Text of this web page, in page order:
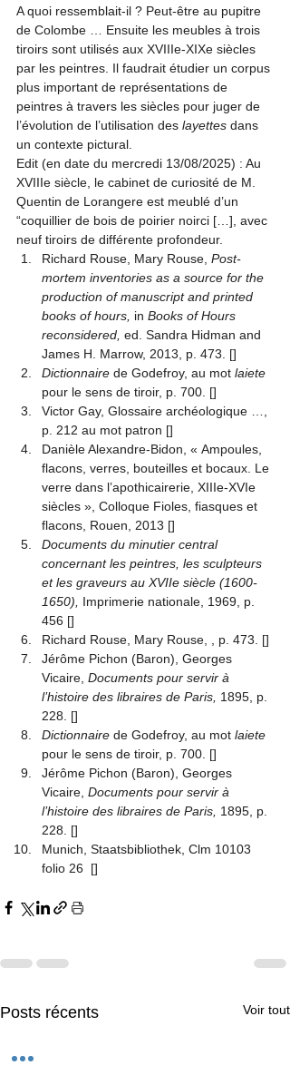
A quoi ressemblait-il ? Peut-être au pupitre
de Colombe … Ensuite les meubles à trois
tiroirs sont utilisés aux XVIIIe-XIXe siècles
par les peintres. Il faudrait étudier un corpus
plus important de représentations de
peintres à travers les siècles pour juger de
l’évolution de l’utilisation des layettes dans
un contexte pictural.
Edit (en date du mercredi 13/08/2025) : Au
XVIIIe siècle, le cabinet de curiosité de M.
Quentin de Lorangere est meublé d’un
“coquillier de bois de poirier noirci […], avec
neuf tiroirs de différente profondeur.
Richard Rouse, Mary Rouse, Post-
mortem inventories as a source for the
production of manuscript and printed
books of hours, in Books of Hours
reconsidered, ed. Sandra Hidman and
James H. Marrow, 2013, p. 473.
[]
Dictionnaire de Godefroy, au mot laiete
pour le sens de tiroir, p. 700. []
Victor Gay, Glossaire archéologique …,
p. 212 au mot patron []
Danièle Alexandre-Bidon, « Ampoules,
flacons, verres, bouteilles et bocaux. Le
verre dans l’apothicairerie, XIIIe-XVIe
siècles », Colloque Fioles, fiasques et
flacons, Rouen, 2013 []
Documents du minutier central
concernant les peintres, les sculpteurs
et les graveurs au XVIIe siècle (1600-
1650),
Imprimerie nationale, 1969, p.
456 []
Richard Rouse, Mary Rouse,
, p. 473. []
Jérôme Pichon (Baron), Georges
Vicaire, Documents pour servir à
l’histoire des libraires de Paris, 1895, p.
228.
[]
Dictionnaire de Godefroy, au mot laiete
pour le sens de tiroir, p. 700. []
Jérôme Pichon (Baron), Georges
Vicaire, Documents pour servir à
l’histoire des libraires de Paris, 1895, p.
228.
[]
Munich, Staatsbibliothek, Clm 10103
folio 26
[]
Posts récents Voir tout